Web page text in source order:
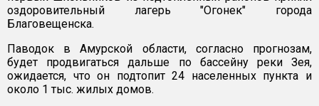
оздоровительный лагерь "Огонек" города
Благовещенска.
Паводок в Амурской области, согласно прогнозам,
будет продвигаться дальше по бассейну реки Зея,
ожидается, что он подтопит 24 населенных пункта и
около 1 тыс. жилых домов.